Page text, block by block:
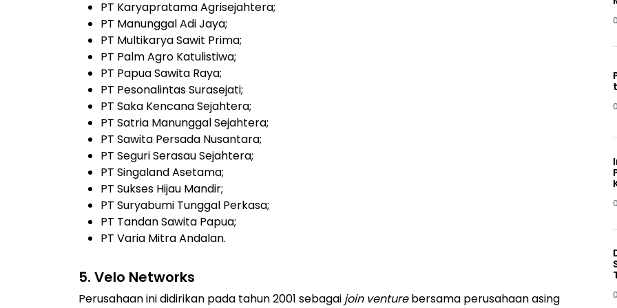
PT Karyapratama Agrisejahtera;
PT Manunggal Adi Jaya;
PT Multikarya Sawit Prima;
PT Palm Agro Katulistiwa;
PT Papua Sawita Raya;
PT Pesonalintas Surasejati;
PT Saka Kencana Sejahtera;
PT Satria Manunggal Sejahtera;
PT Sawita Persada Nusantara;
PT Seguri Serasau Sejahtera;
PT Singaland Asetama;
PT Sukses Hijau Mandir;
PT Suryabumi Tunggal Perkasa;
PT Tandan Sawita Papua;
PT Varia Mitra Andalan.
5. Velo Networks
Perusahaan ini didirikan pada tahun 2001 sebagai join venturebersama perusahaan asing